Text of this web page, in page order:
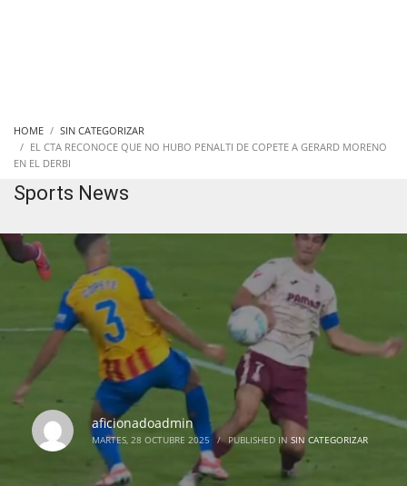
HOME
SIN CATEGORIZAR
EL CTA RECONOCE QUE NO HUBO PENALTI DE COPETE A GERARD MORENO
EN EL DERBI
Sports News
aficionadoadmin
MARTES, 28 OCTUBRE 2025 / PUBLISHED IN SIN CATEGORIZAR